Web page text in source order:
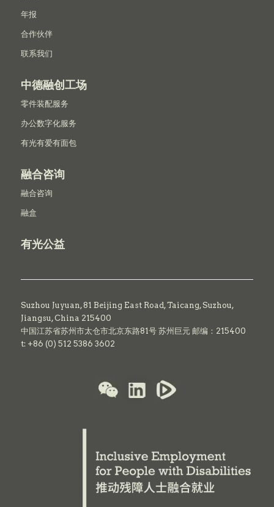
年报
合作伙伴
联系我们
中德融创工场
零件装配服务
办公数字化服务
有光有爱有面包
融合咨询
融合咨询
融盒
有光公益
Suzhou Juyuan, 81 Beijing East Road,Taicang,Suzhou,
Jiangsu, China 215400
中国江苏省苏州市太仓市北京东路81号 苏州巨元 邮编：215400
t: +86 (0) 512 5386 3602